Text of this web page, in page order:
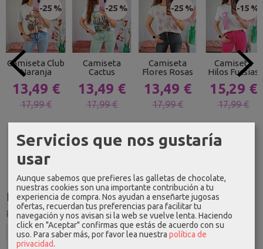
Idioma
-25 %
Camiseta Club
Naranja
13,49 €
17,99 €
-25 %
Camiseta
Cactus
13,49 €
17,99 €
-25 %
Camiseta
Flores Rosas
13,49 €
17,99 €
-15 %
Camiseta
Hilos Fucsias
15,29 €
17,99 €
Servicios que nos gustaría
usar
Aunque sabemos que prefieres las galletas de chocolate,
nuestras cookies son una importante contribución a tu
experiencia de compra. Nos ayudan a enseñarte jugosas
ofertas, recuerdan tus preferencias para facilitar tu
navegación y nos avisan si la web se vuelve lenta. Haciendo
click en "Aceptar" confirmas que estás de acuerdo con su
uso. Para saber más, por favor lea nuestra política de
privacidad.